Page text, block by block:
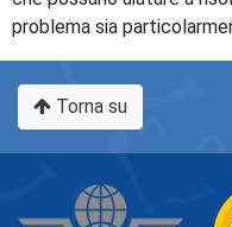
problema sia
Torna su